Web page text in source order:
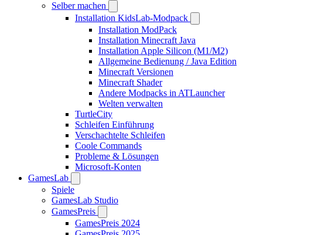
Selber machen
Installation KidsLab-Modpack
Installation ModPack
Installation Minecraft Java
Installation Apple Silicon (M1/M2)
Allgemeine Bedienung / Java Edition
Minecraft Versionen
Minecraft Shader
Andere Modpacks in ATLauncher
Welten verwalten
TurtleCity
Schleifen Einführung
Verschachtelte Schleifen
Coole Commands
Probleme & Lösungen
Microsoft-Konten
GamesLab
Spiele
GamesLab Studio
GamesPreis
GamesPreis 2024